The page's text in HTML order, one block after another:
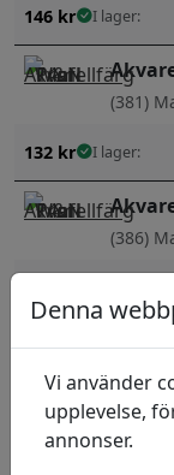
146 kr I lager:
(381)
132 kr I lager:
(386)
(422)
132kr I lager:
Denna
Vi använder
upplevelse,
annonser.